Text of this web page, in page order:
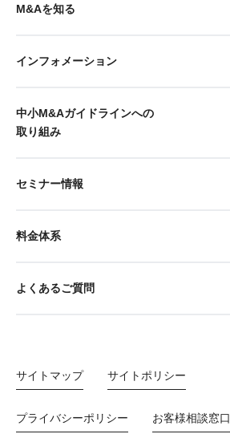
M&Aを知る
インフォメーション
中小M&Aガイドラインへの
取り組み
セミナー情報
料金体系
よくあるご質問
サイトマップ サイトポリシー
プライバシーポリシー お客様相談窓口